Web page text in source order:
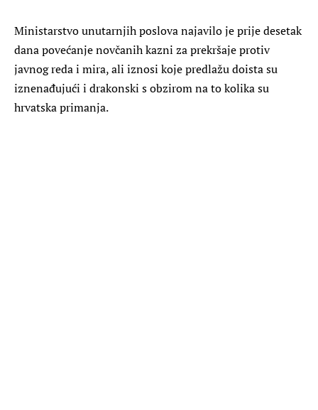
Ministarstvo unutarnjih poslova najavilo je prije desetak
dana povećanje novčanih kazni za prekršaje protiv
javnog reda i mira, ali iznosi koje predlažu doista su
iznenađujući i drakonski s obzirom na to kolika su
hrvatska primanja.